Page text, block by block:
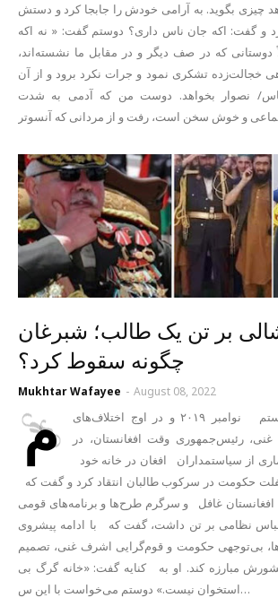
چیزی بگوید. به آرامی خودش را جابجا کرد و دستش
و گفت: اکه جان ناس داری؟ دوستم گفت: « نه اکه
دوستانی که در صف دیگر و در مقابل ما نشسته‌اند،
خجالت‌زده تشکری نمود و جرات نکرد برود و از آن
نصوار بخواهد. دوست من که آدمی به شدت
بر تن یک طالب؛ شبرغان
چگونه سقوط کرد؟
Mukhtar Wafayee - August 08, 2022
م
ارشال عبدالرشید دوستم نوامبر ۲۰۱۹ و در اوج اختلاف‌های
رئیس‌جمهوری وقت افغانستان، در
از سیاستمداران افغان در خانه‌ خود
حکومت در سرکوب طالبان انتقاد کرد و گفت که
غافل و سرگرم طرح‌ها و برنامه‌های قومی
نظامی بر تن داشت، گفت که با ادامه پیشروی
بی‌توجهی حکومت و قوم‌گرایی اشرف غنی، تصمیم
مبارزه کند. او به کنایه گفت: «خانه گرگ بی
استخوان نیست.» دوستم می‌خواست با این س…